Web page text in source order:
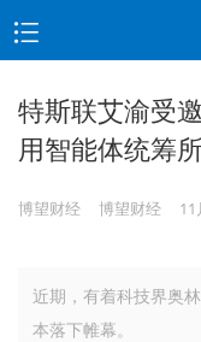
特斯联艾渝受
用智能体统筹
博望财经 博望财经 11
近期，有着科技界奥
本落下帷幕。